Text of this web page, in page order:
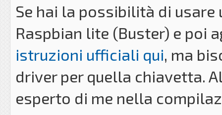
Se hai la possibilità di
Raspbian lite (Buster) e poi
istruzioni ufficiali qui, ma
driver per quella chiavetta.
esperto di me nella